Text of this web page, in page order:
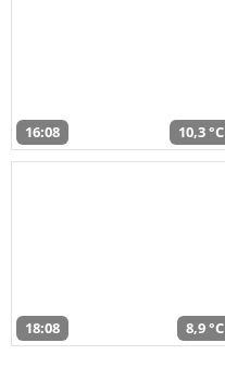
16:08 10,3 °C
18:08 8,9 °C